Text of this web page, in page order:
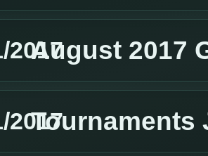
2017
August 2017
2017
Tournaments